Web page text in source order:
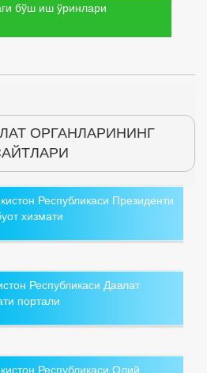
бўш иш ўринлари
ОРГАНЛАРИНИНГ
Республикаси Президенти
хизмати
Республикаси Давлат
портали
Республикаси Олий